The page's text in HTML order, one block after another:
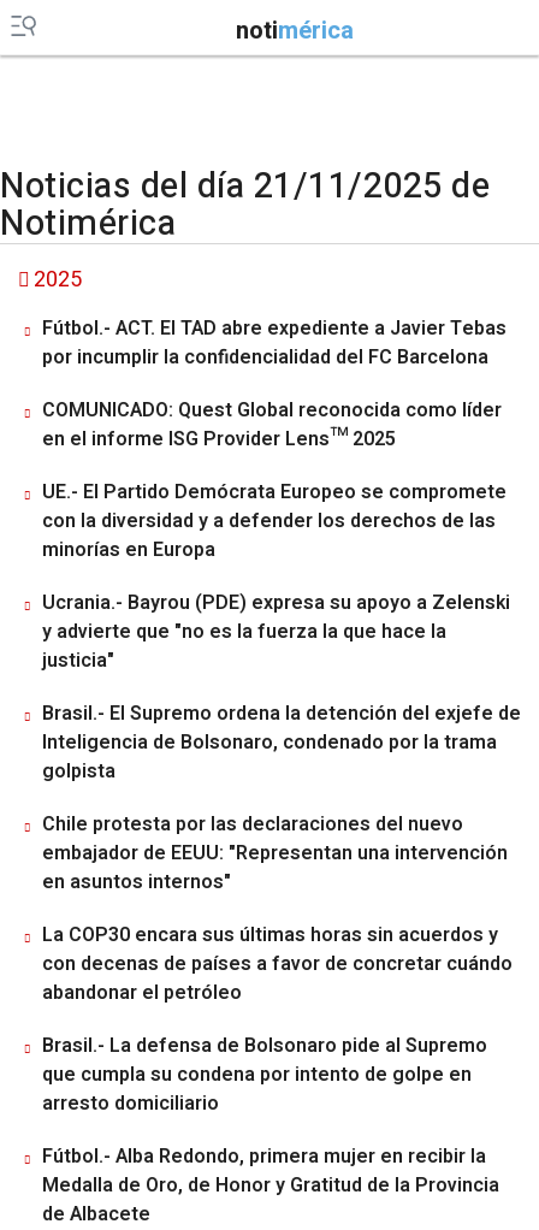
notimérica
Noticias del día 21/11/2025 de
Notimérica
2025
Fútbol.- ACT. El TAD abre expediente a Javier Tebas
por incumplir la confidencialidad del FC Barcelona
COMUNICADO: Quest Global reconocida como líder
en el informe ISG Provider Lens™ 2025
UE.- El Partido Demócrata Europeo se compromete
con la diversidad y a defender los derechos de las
minorías en Europa
Ucrania.- Bayrou (PDE) expresa su apoyo a Zelenski
y advierte que "no es la fuerza la que hace la
justicia"
Brasil.- El Supremo ordena la detención del exjefe de
Inteligencia de Bolsonaro, condenado por la trama
golpista
Chile protesta por las declaraciones del nuevo
embajador de EEUU: "Representan una intervención
en asuntos internos"
La COP30 encara sus últimas horas sin acuerdos y
con decenas de países a favor de concretar cuándo
abandonar el petróleo
Brasil.- La defensa de Bolsonaro pide al Supremo
que cumpla su condena por intento de golpe en
arresto domiciliario
Fútbol.- Alba Redondo, primera mujer en recibir la
Medalla de Oro, de Honor y Gratitud de la Provincia
de Albacete